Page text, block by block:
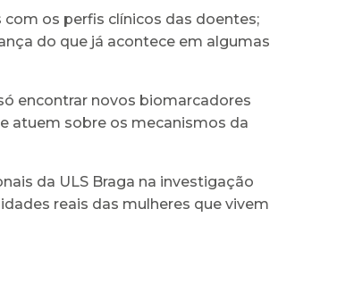
os perfis clínicos das doentes;
do que já acontece em algumas
encontrar novos biomarcadores
atuem sobre os mecanismos da
da ULS Braga na investigação
reais das mulheres que vivem